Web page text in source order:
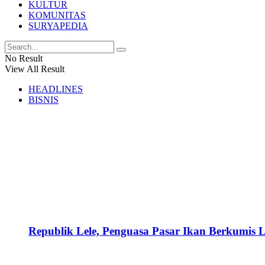
KULTUR
KOMUNITAS
SURYAPEDIA
No Result
View All Result
HEADLINES
BISNIS
Republik Lele, Penguasa Pasar Ikan Berkumis